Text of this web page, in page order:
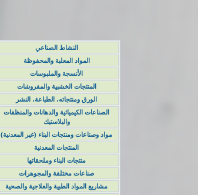
النشاط الصناعي
المواد المعلبة والمحفوظة
الأنسجة والملبوسات
المنتجات الخشبية والمفروشات
الورق ومنتجاته، الطباعة، النشر
الصناعات الكيميائية والدهانات والمنظفات
والبلاستيك
مواد وصناعات ومنتجات البناء (غير المعدنية)
المنتجات المعدنية
منتجات البناء وملحقاتها
صناعات مختلفة والمجوهرات
مشاريع المواد الطبية والعلاجية والصحية